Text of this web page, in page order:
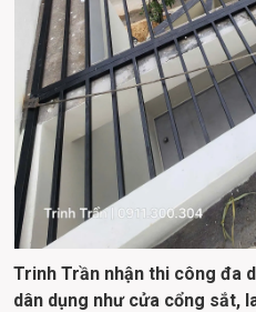
Trinh Trần nhận thi công đa
dân dụng như cửa cổng sắt,